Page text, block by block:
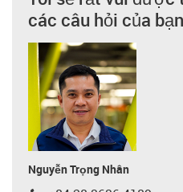
các câu hỏi của bạn
Nguyễn Trọng Nhân